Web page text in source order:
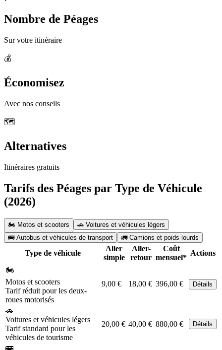
Nombre de Péages
Sur votre itinéraire
💰
Économisez
Avec nos conseils
🗺️
Alternatives
Itinéraires gratuits
Tarifs des Péages par Type de Véhicule
(2026)
🏍️ Motos et scooters
🚗 Voitures et véhicules légers
🚌 Autobus et véhicules de transport
🚛 Camions et poids lourds
Type de véhicule
Aller
simple
Aller-
retour
Coût
mensuel*
Actions
🏍️
Motos et scooters
Tarif réduit pour les deux-
roues motorisés
9,00 € 18,00 € 396,00 € Détails
🚗
Voitures et véhicules légers
Tarif standard pour les
véhicules de tourisme
20,00 € 40,00 € 880,00 € Détails
🚌